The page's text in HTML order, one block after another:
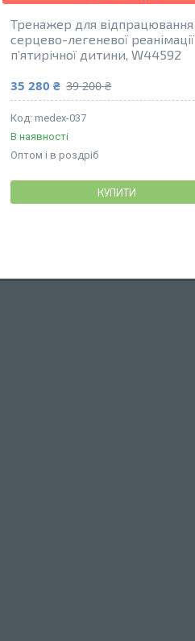
Тренажер для відпрацювання
серцево-легеневої реанімації
п’ятирічної дитини, W44592
35 280 ₴ 39 200 ₴
medex-037
В наявності
Оптом і в роздріб
КУПИТИ